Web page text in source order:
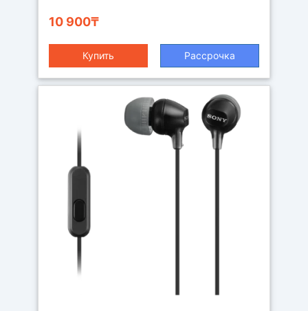
10 900₸
Купить Рассрочка